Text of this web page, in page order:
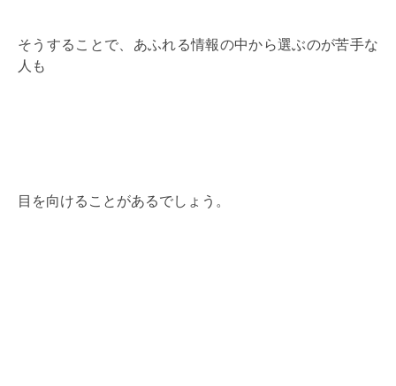
そうすることで、あふれる情報の中から選ぶのが苦手な
人も
目を向けることがあるでしょう。